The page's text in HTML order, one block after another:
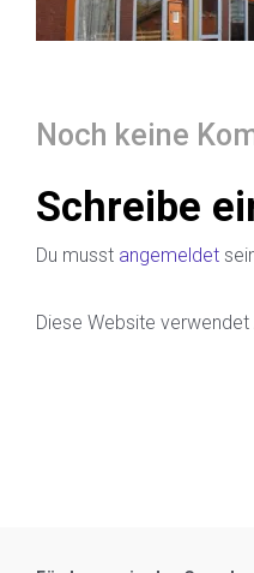
Noch keine
Schreibe
Du musst angemeldet
Diese Website